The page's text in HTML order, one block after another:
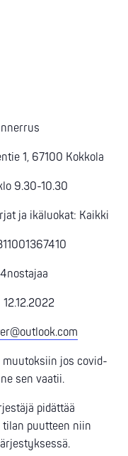
1, 67100 Kokkola
9.30-10.30
ja ikäluokat: Kaikki
muutoksiin jos covid-
sen vaatii.
pidättää
tilan puutteen niin